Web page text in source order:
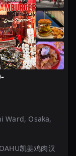
Ward, Osaka,
凯姜鸡肉汉